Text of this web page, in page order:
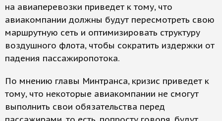
на авиаперевозки приведет к тому, что
авиакомпании должны будут пересмотреть свою
маршрутную сеть и оптимизировать структуру
воздушного флота, чтобы сократить издержки от
падения пассажиропотока.
По мнению главы Минтранса, кризис приведет к
тому, что некоторые авиакомпании не смогут
выполнить свои обязательства перед